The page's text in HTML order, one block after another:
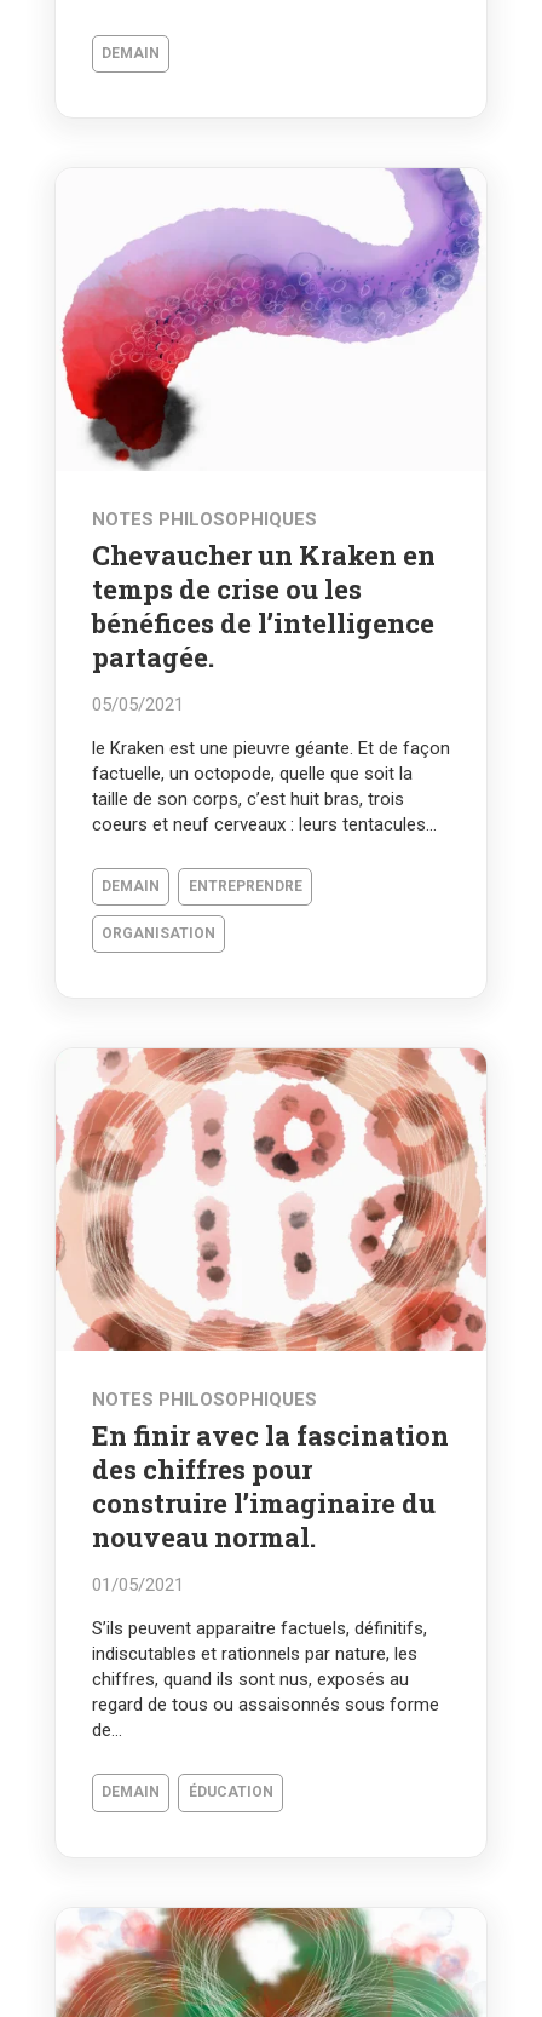
DEMAIN
NOTES PHILOSOPHIQUES
Chevaucher un Kraken en
temps de crise ou les
bénéfices de l’intelligence
partagée.
05/05/2021
le Kraken est une pieuvre géante. Et de façon
factuelle, un octopode, quelle que soit la
taille de son corps, c’est huit bras, trois
coeurs et neuf cerveaux : leurs tentacules...
DEMAIN ENTREPRENDRE
ORGANISATION
NOTES PHILOSOPHIQUES
En finir avec la fascination
des chiffres pour
construire l’imaginaire du
nouveau normal.
01/05/2021
S’ils peuvent apparaitre factuels, définitifs,
indiscutables et rationnels par nature, les
chiffres, quand ils sont nus, exposés au
regard de tous ou assaisonnés sous forme
de...
DEMAIN ÉDUCATION